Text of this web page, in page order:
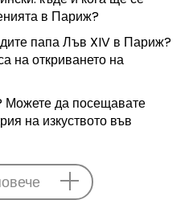
в Париж?
папа Лъв XIV в Париж?
на откриването на
Можете да посещавате
на изкуството във